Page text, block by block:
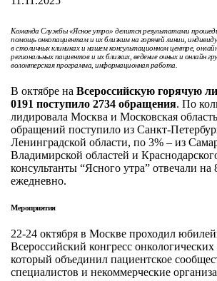
Команда Службы «Ясное утро» делится результатами
помощь онкопациентам и их близким на горячей линии,
в столичных клиниках и нашем консультационном центре,
региональных пациентов и их близких, ведение очных и онлайн
волонтерская программа, информационная работа.
В октябре на Всероссийскую горячую
0191 поступило 2734 обращения. По
лидировала Москва и Московская
обращений поступило из Санкт-
Ленинградской области, по 3% – из
Владимирской областей и
консультанты “Ясного утра” отвечали на
ежедневно.
Мероприятия
22-24 октября в Москве проходил
Всероссийский конгресс
который объединил пациентское
специалистов и некоммерческие